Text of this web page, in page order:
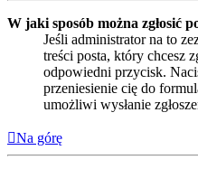
W jaki sposób można zgłosić
Jeśli administrator na to
treści posta, który chcesz
odpowiedni przycisk.
przeniesienie cię do
umożliwi wysłanie
Na górę